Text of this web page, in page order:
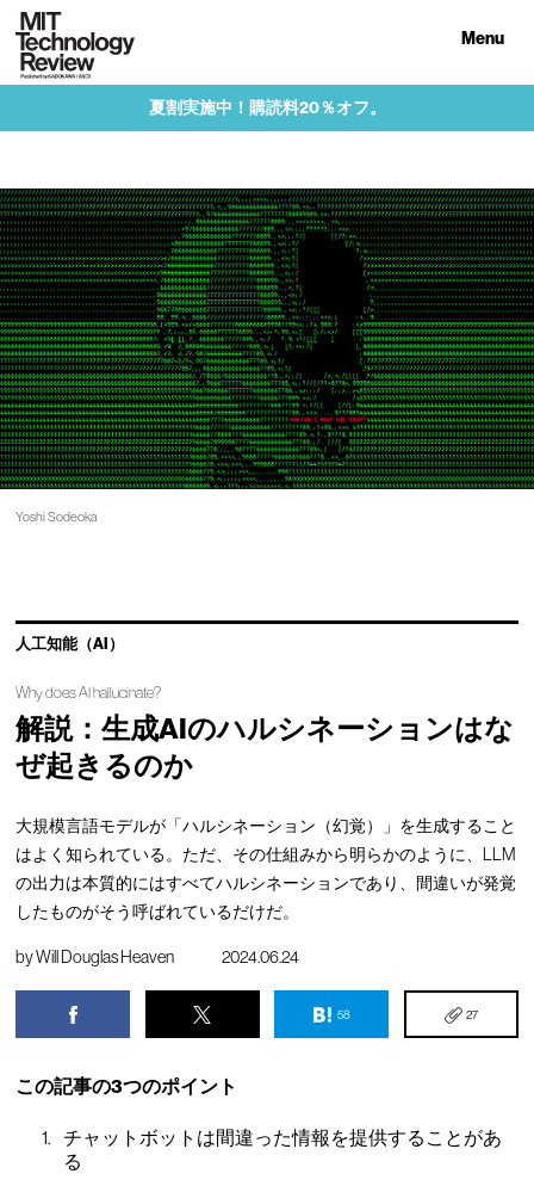
Menu
夏割実施中！購読料20％オフ。
Yoshi Sodeoka
人工知能（AI）
Why does AI hallucinate?
解説：生成AIのハルシネーションはな
ぜ起きるのか
大規模言語モデルが「ハルシネーション（幻覚）」を生成すること
はよく知られている。ただ、その仕組みから明らかのように、LLM
の出力は本質的にはすべてハルシネーションであり、間違いが発覚
したものがそう呼ばれているだけだ。
byWill Douglas Heaven 2024.06.24
58 27
この記事の3つのポイント
チャットボットは間違った情報を提供することがあ
る